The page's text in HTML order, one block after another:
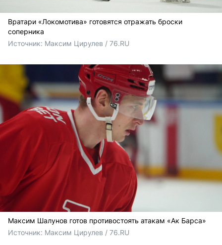
Вратари «Локомотива» готовятся отражать броски
соперника
Источник: Максим Цирулев / 76.RU
Максим Шалунов готов противостоять атакам «Ак Барса»
Источник: Максим Цирулев / 76.RU